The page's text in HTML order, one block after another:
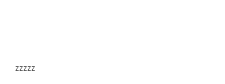
zzzzz